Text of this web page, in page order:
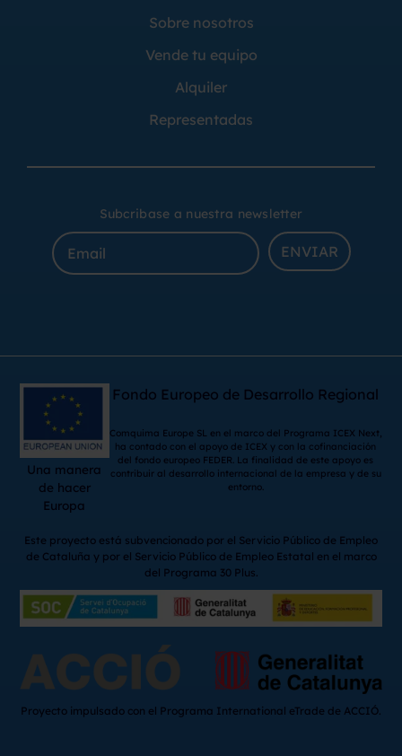
Sobre nosotros
Vende tu equipo
Alquiler
Representadas
Subcribase a nuestra newsletter
ENVIAR
Una manera
de hacer
Europa
Fondo Europeo de Desarrollo Regional
Comquima Europe SL en el marco del Programa ICEX Next,
ha contado con el apoyo de ICEX y con la cofinanciación
del fondo europeo FEDER. La finalidad de este apoyo es
contribuir al desarrollo internacional de la empresa y de su
entorno.
Este proyecto está subvencionado por el Servicio Público de Empleo
de Cataluña y por el Servicio Público de Empleo Estatal en el marco
del Programa 30 Plus.
Proyecto impulsado con el Programa International eTrade de ACCIÓ.